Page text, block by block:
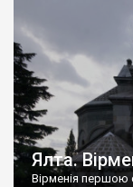
Ялта.
Вірменія першою